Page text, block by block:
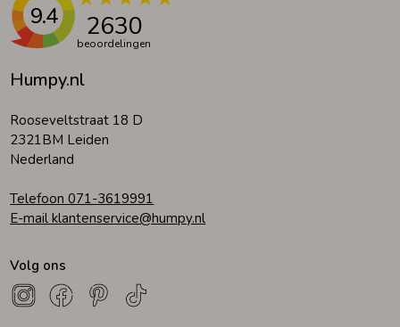
Humpy.nl
Rooseveltstraat 18 D
2321BM Leiden
Nederland
Telefoon 071-3619991
E-mail klantenservice@humpy.nl
9.4 2630
beoordelingen
Volg ons